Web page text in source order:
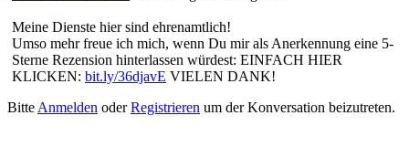
Meine Dienste hier sind ehrenamtlich!
Umso mehr freue ich mich, wenn Du mir als Anerkennung eine 5-
Sterne Rezension hinterlassen würdest: EINFACH HIER
KLICKEN: bit.ly/36djavE VIELEN DANK!
Bitte Anmelden oderRegistrieren um der Konversation beizutreten.